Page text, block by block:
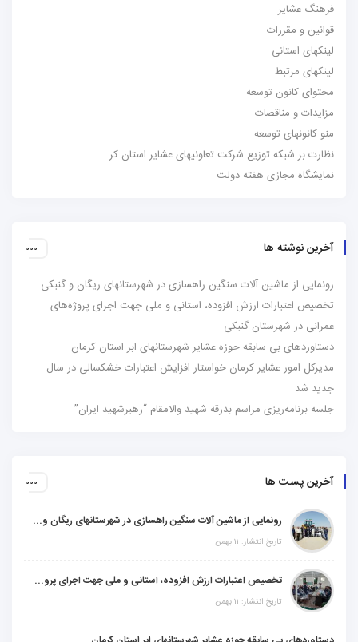
فرهنگ عشایر
قوانین و مقررات
لینکهای استانی
لینکهای مرتبط
محتوای کانون توسعه
مزایدات و مناقصات
منو کانونهای توسعه
نظارت بر شبکه توزیع شرکت تعاونیهای عشایر استان کر
نمایشگاه مجازی هفته دولت
آخرین نوشته ها
رونمایی از ماشین آلات سنگین راهسازی در شهرستانهای ریگان و گنبکی
تخصیص اعتبارات ارزش افزوده، استانی و ملی جهت اجرای پروژه‌های
عمرانی در شهرستان گنبکی
دستاوردهای بی سابقه حوزه عشایر شهرستانهای ابر استان کرمان
مدیرکل امور عشایر کرمان خواستار افزایش اعتبارات خشکسالی در سال
جدید شد
جلسه برنامه‌ریزی مراسم بدرقه شهید والامقام “رهبرشهید ایران”
آخرین پست ها
رونمایی از ماشین آلات سنگین راهسازی در شهرستانهای ریگان و گنبکی
تاریخ انتشار: ۱۱ بهمن
تخصیص اعتبارات ارزش افزوده، استانی و ملی جهت اجرای پروژه‌های عمرانی در شهرستان گنبکی
تاریخ انتشار: ۱۱ بهمن